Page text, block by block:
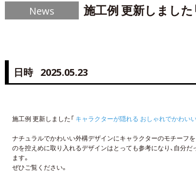
News 施工例 更新しまし
日時 2025.05.23
施工例 更新しました「 キャラクターが隠れる おしゃれでかわい
ナチュラルでかわいい外構デザインにキャラクターのモチーフ
のを控えめに取り入れるデザインはとっても参考になり、自分
ます。
ぜひご覧ください。